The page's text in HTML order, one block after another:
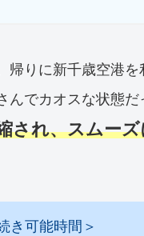
帰りに新千歳空港
でカオスな状態だ
され、スムー
き可能時間＞